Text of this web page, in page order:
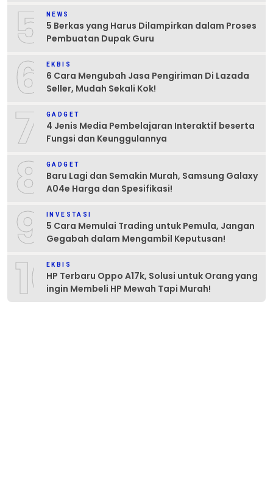
5 NEWS
5 Berkas yang Harus Dilampirkan dalam Proses
Pembuatan Dupak Guru
6 EKBIS
6 Cara Mengubah Jasa Pengiriman Di Lazada
Seller, Mudah Sekali Kok!
7 GADGET
4 Jenis Media Pembelajaran Interaktif beserta
Fungsi dan Keunggulannya
8 GADGET
Baru Lagi dan Semakin Murah, Samsung Galaxy
A04e Harga dan Spesifikasi!
9 INVESTASI
5 Cara Memulai Trading untuk Pemula, Jangan
Gegabah dalam Mengambil Keputusan!
10EKBIS
HP Terbaru Oppo A17k, Solusi untuk Orang yang
ingin Membeli HP Mewah Tapi Murah!